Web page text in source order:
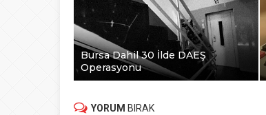
Bursa Dahil 30 İlde DAEŞ
Operasyonu
YORUM BIRAK